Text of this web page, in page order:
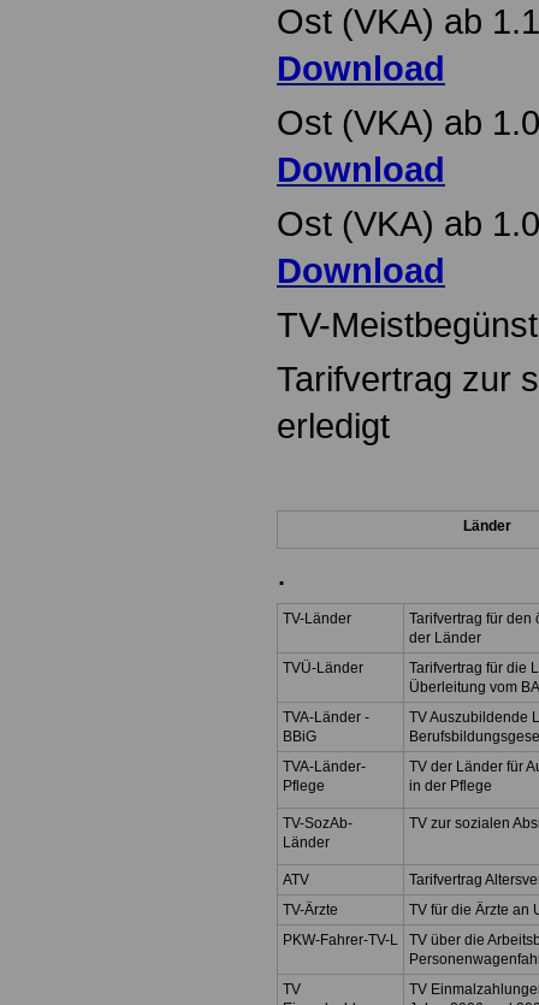
Ost (VKA) ab
Download
Ost (VKA) ab
Download
Ost (VKA) ab
Download
TV-
Tarifvertrag zur
erledigt
Länder
.
TV-Länder
Tarifvertrag für den
der Länder
TVÜ-Länder
Tarifvertrag für die
Überleitung vom
TVA-Länder -
BBiG
TV Auszubildende
TVA-Länder-
Pflege
TV der Länder für
in der Pflege
TV-SozAb-
Länder
TV zur sozialen
ATV
Tarifvertrag
TV-Ärzte
TV für die Ärzte an
PKW-Fahrer-TV-L
TV über die
TV
TV